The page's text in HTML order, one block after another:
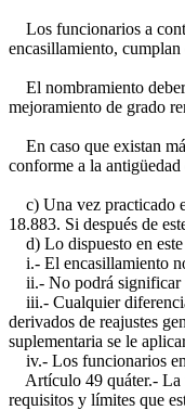
Los funcionarios a
encasillamiento,
El nombramiento
mejoramiento de grado
En caso que existan
conforme a la
c) Una vez practicado
18.883. Si después de
d) Lo dispuesto en este
i.- El encasillamiento
ii.- No podrá significar
iii.- Cualquier diferencia
derivados de reajustes
suplementaria se le
iv.- Los funcionarios
Artículo 49 quáter.- La
requisitos y límites que